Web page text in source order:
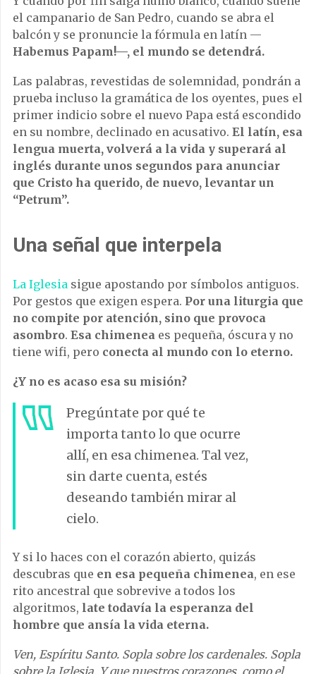
el campanario de San Pedro, cuando se abra el
balcón y se pronuncie la fórmula en latín —
Habemus Papam!—, el mundo se detendrá.
Las palabras, revestidas de solemnidad, pondrán a
prueba incluso la gramática de los oyentes, pues el
primer indicio sobre el nuevo Papa está escondido
en su nombre, declinado en acusativo. El latín, esa
lengua muerta, volverá a la vida y superará al
inglés durante unos segundos para anunciar
que Cristo ha querido, de nuevo, levantar un
“Petrum”.
Una señal que interpela
La Iglesia sigue apostando por símbolos antiguos.
Por gestos que exigen espera. Por una liturgia que
no compite por atención, sino que provoca
asombro. Esa chimenea es pequeña, óscura y no
tiene wifi, pero conecta al mundo con lo eterno.
¿Y no es acaso esa su misión?
Pregúntate por qué te
importa tanto lo que ocurre
allí, en esa chimenea. Tal vez,
sin darte cuenta, estés
deseando también mirar al
cielo.
Y si lo haces con el corazón abierto, quizás
descubras que en esa pequeña chimenea, en ese
rito ancestral que sobrevive a todos los
algoritmos, late todavía la esperanza del
hombre que ansía la vida eterna.
Ven, Espíritu Santo. Sopla sobre los cardenales. Sopla